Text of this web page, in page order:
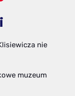
nie
muzeum